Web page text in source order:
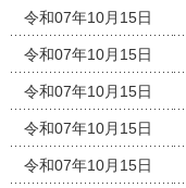
令和07年10月15日
令和07年10月15日
令和07年10月15日
令和07年10月15日
令和07年10月15日